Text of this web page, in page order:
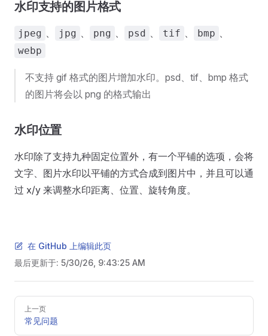
水印支持的图片格式
jpeg 、 jpg 、 png 、 psd 、 tif 、 bmp 、
webp
不支持 gif 格式的图片增加水印。psd、tif、bmp 格式
的图片将会以 png 的格式输出
水印位置
水印除了支持九种固定位置外，有一个平铺的选项，会将
文字、图片水印以平铺的方式合成到图片中，并且可以通
过 x/y 来调整水印距离、位置、旋转角度。
在 GitHub 上编辑此页
最后更新于: 5/30/26, 9:43:25 AM
Pager
上一页
常见问题